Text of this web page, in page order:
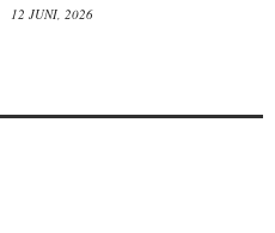
12 JUNI, 2026